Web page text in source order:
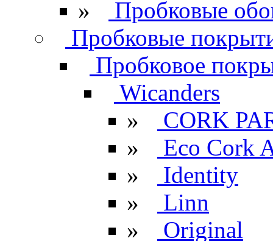
»
Пробковые
Пробковые
Пробковое
Wicanders
»
CORK
»
Eco Cork
»
Identity
»
Linn
»
Original